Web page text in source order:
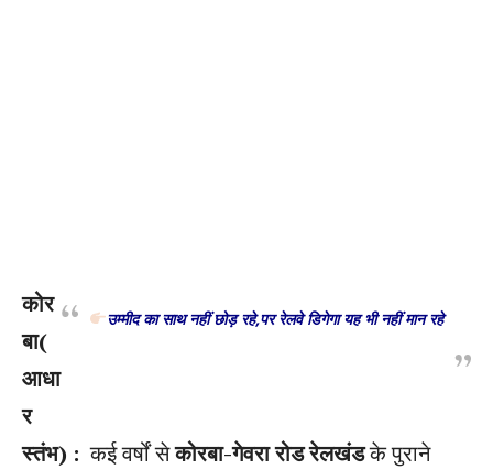
उम्मीद का साथ नहीं छोड़ रहे,पर रेलवे डिगेगा यह भी नहीं मान रहे
कोर
बा(
आधा
र
स्तंभ) : कई वर्षों सेकोरबा-गेवरा रोड रेलखंडके पुराने